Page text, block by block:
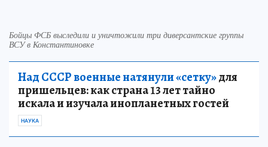
Бойцы ФСБ выследили и уничтожили три диверсантские группы
ВСУ в Константиновке
Над СССР военные натянули «сетку»для
пришельцев: как страна 13 лет тайно
искала и изучала инопланетных гостей
НАУКА